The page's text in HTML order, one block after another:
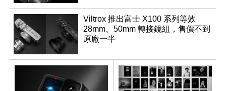
Viltrox 推出富士 X100 系列等效
28mm、50mm 轉接鏡組，售價不到
原廠一半